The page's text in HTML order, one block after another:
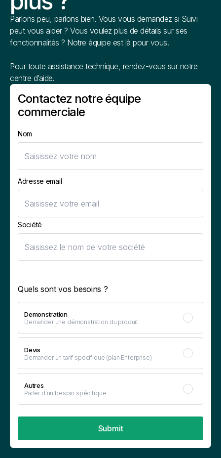
Parlons peu, parlons bien. Vous vous demandez si Suivi
peut vous aider ? Vous voulez plus de détails sur ses
fonctionnalités ? Notre équipe est là pour vous.
Pour toute assistance technique, rendez-vous sur notre
centre d’aide.
Contactez notre équipe
commerciale
Nom
Adresse email
Société
Quels sont vos besoins ?
Demonstration
Demander une démonstration du produit
Devis
Demander un tarif spécifique (plan Enterprise)
Autres
Parler d'un besoin spécifique